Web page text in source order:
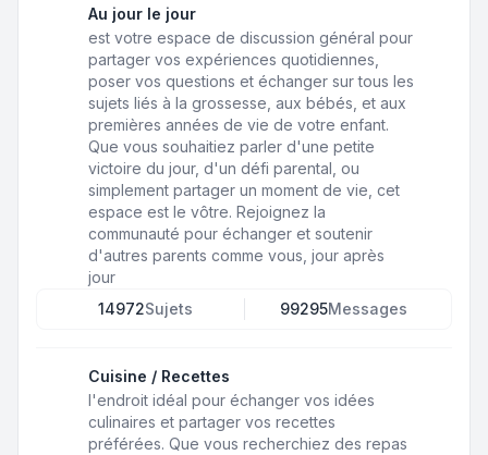
Au jour le jour
est votre espace de discussion général pour
partager vos expériences quotidiennes,
poser vos questions et échanger sur tous les
sujets liés à la grossesse, aux bébés, et aux
premières années de vie de votre enfant.
Que vous souhaitiez parler d'une petite
victoire du jour, d'un défi parental, ou
simplement partager un moment de vie, cet
espace est le vôtre. Rejoignez la
communauté pour échanger et soutenir
d'autres parents comme vous, jour après
jour
14972Sujets 99295Messages
Cuisine / Recettes
l'endroit idéal pour échanger vos idées
culinaires et partager vos recettes
préférées. Que vous recherchiez des repas